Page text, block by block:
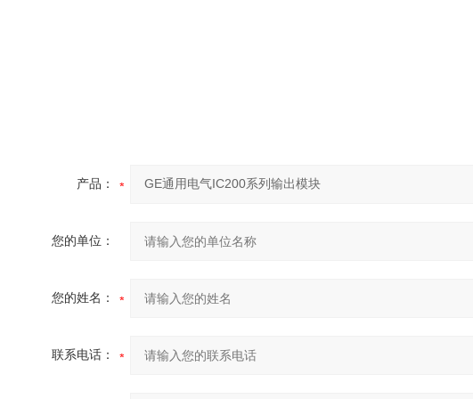
产品：
您的单位：
您的姓名：
联系电话：